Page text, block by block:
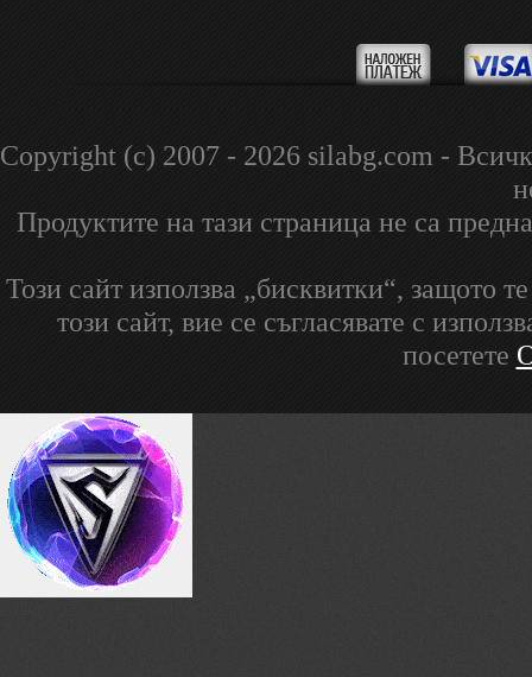
Copyright (c) 2007 - 2026 silabg.com -
Продуктите на тази страница не са
Този сайт използва „бисквитки“, защото
този сайт, вие се съгласявате с
посетете